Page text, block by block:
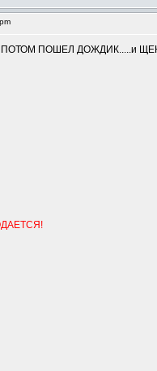
ПОШЕЛ ДОЖДИК.....и